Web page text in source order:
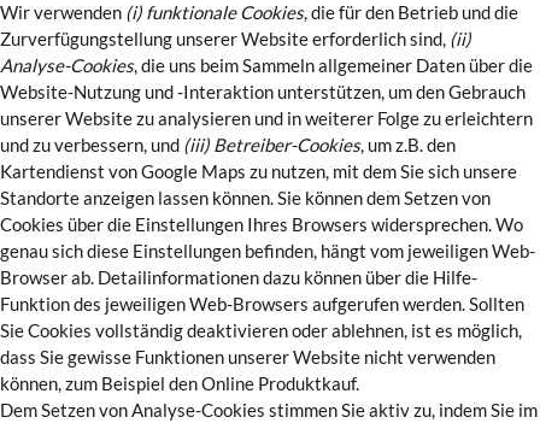
Wir verwenden (i) funktionale Cookies, die für den Betrieb und die
Zurverfügungstellung unserer Website erforderlich sind, (ii)
Analyse-Cookies, die uns beim Sammeln allgemeiner Daten über die
Website-Nutzung und -Interaktion unterstützen, um den Gebrauch
unserer Website zu analysieren und in weiterer Folge zu erleichtern
und zu verbessern, und (iii) Betreiber-Cookies, um z.B. den
Kartendienst von Google Maps zu nutzen, mit dem Sie sich unsere
Standorte anzeigen lassen können. Sie können dem Setzen von
Cookies über die Einstellungen Ihres Browsers widersprechen. Wo
genau sich diese Einstellungen befinden, hängt vom jeweiligen Web-
Browser ab. Detailinformationen dazu können über die Hilfe-
Funktion des jeweiligen Web-Browsers aufgerufen werden. Sollten
Sie Cookies vollständig deaktivieren oder ablehnen, ist es möglich,
dass Sie gewisse Funktionen unserer Website nicht verwenden
können, zum Beispiel den Online Produktkauf.
Dem Setzen von Analyse-Cookies stimmen Sie aktiv zu, indem Sie im